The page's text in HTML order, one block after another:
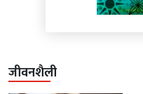
जीवनशैली